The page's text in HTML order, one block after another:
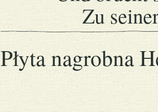
Zu
Płyta nagrobna